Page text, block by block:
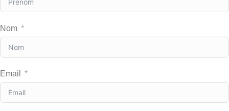
Nom
Email